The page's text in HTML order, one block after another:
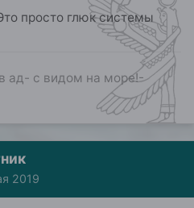
просто глюк системы
ад- с видом на море!-
2019